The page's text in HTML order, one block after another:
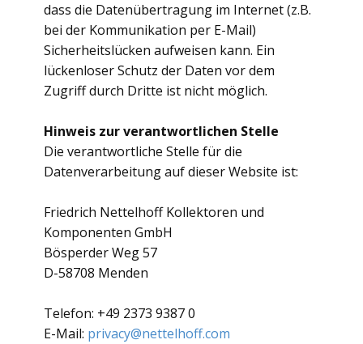
dass die Datenübertragung im Internet (z.B.
bei der Kommunikation per E-Mail)
Sicherheitslücken aufweisen kann. Ein
lückenloser Schutz der Daten vor dem
Zugriff durch Dritte ist nicht möglich.
Hinweis zur verantwortlichen Stelle
Die verantwortliche Stelle für die
Datenverarbeitung auf dieser Website ist:
Friedrich Nettelhoff Kollektoren und
Komponenten GmbH
Bösperder Weg 57
D-58708 Menden
Telefon: +49 2373 9387 0
E-Mail: privacy@nettelhoff.com